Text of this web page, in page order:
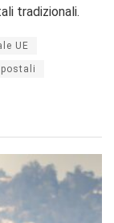
tradizionali.
UE